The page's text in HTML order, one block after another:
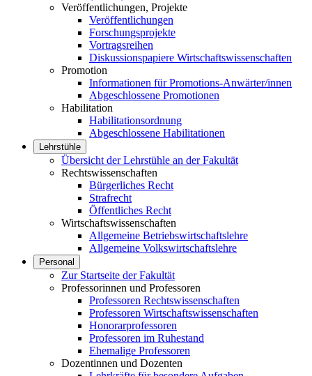
Veröffentlichungen, Projekte
Veröffentlichungen
Forschungsprojekte
Vortragsreihen
Diskussionspapiere Wirtschaftswissenschaften
Promotion
Informationen für Promotions-Anwärter/innen
Abgeschlossene Promotionen
Habilitation
Habilitationsordnung
Abgeschlossene Habilitationen
Lehrstühle
Übersicht der Lehrstühle an der Fakultät
Rechtswissenschaften
Bürgerliches Recht
Strafrecht
Öffentliches Recht
Wirtschaftswissenschaften
Allgemeine Betriebswirtschaftslehre
Allgemeine Volkswirtschaftslehre
Personal
Zur Startseite der Fakultät
Professorinnen und Professoren
Professoren Rechtswissenschaften
Professoren Wirtschaftswissenschaften
Honorarprofessoren
Professoren im Ruhestand
Ehemalige Professoren
Dozentinnen und Dozenten